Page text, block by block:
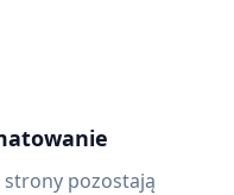
strony pozostają